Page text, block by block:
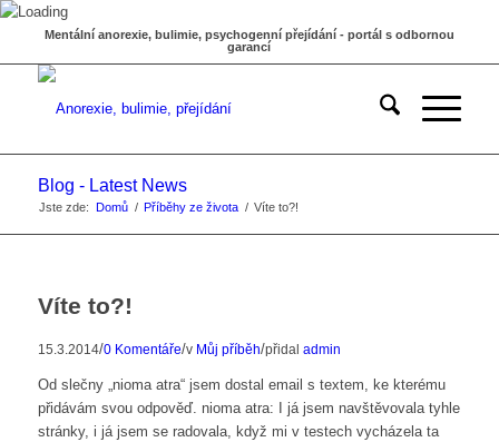
Mentální anorexie, bulimie, psychogenní přejídání - portál s odbornou
garancí
Blog - Latest News
Jste zde: Domů / Příběhy ze života / Víte to?!
Víte to?!
15.3.2014/0 Komentáře/v Můj příběh/přidal admin
Od slečny „nioma atra“ jsem dostal email s textem, ke kterému
přidávám svou odpověď. nioma atra: I já jsem navštěvovala tyhle
stránky, i já jsem se radovala, když mi v testech vycházela ta